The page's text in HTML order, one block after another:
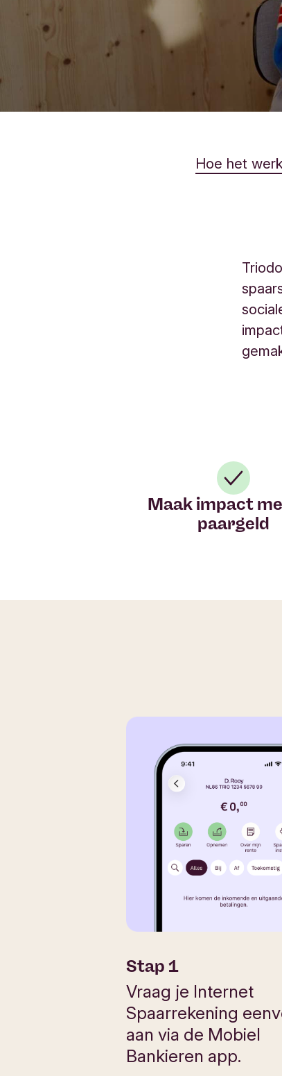
Hoe het
Maak impact
paargeld
Stap 1
Vraag je Internet
Spaarrekening
aan via de Mobiel
Bankieren app.